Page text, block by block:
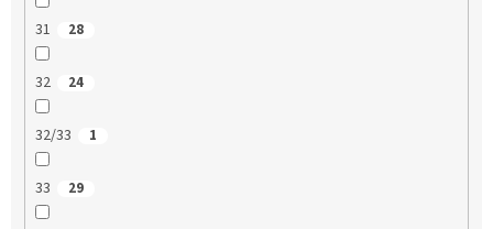
31 28
32 24
32/33 1
33 29